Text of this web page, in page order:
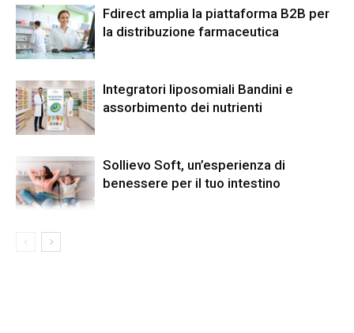
Fdirect amplia la piattaforma B2B per
la distribuzione farmaceutica
Integratori liposomiali Bandini e
assorbimento dei nutrienti
Sollievo Soft, un’esperienza di
benessere per il tuo intestino